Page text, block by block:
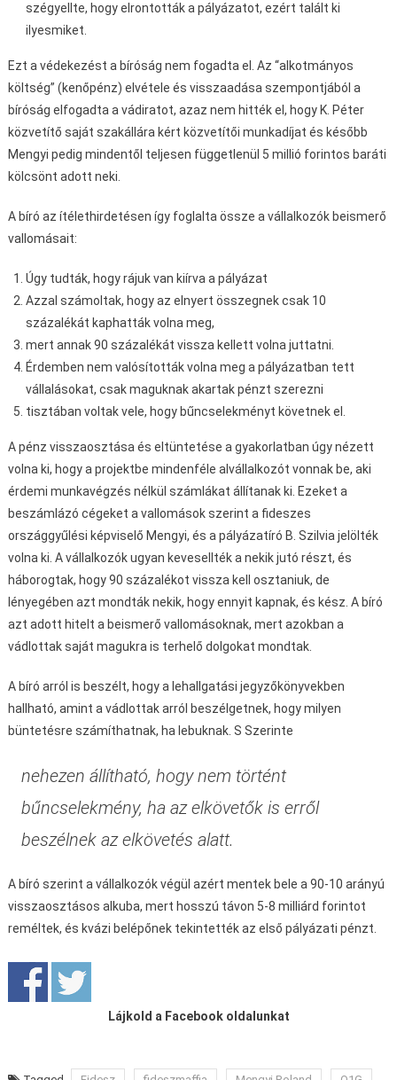
szégyellte, hogy elrontották a pályázatot, ezért talált ki
ilyesmiket.
Ezt a védekezést a bíróság nem fogadta el. Az “alkotmányos
költség” (kenőpénz) elvétele és visszaadása szempontjából a
bíróság elfogadta a vádiratot, azaz nem hitték el, hogy K. Péter
közvetítő saját szakállára kért közvetítői munkadíjat és később
Mengyi pedig mindentől teljesen függetlenül 5 millió forintos baráti
kölcsönt adott neki.
A bíró az ítélethirdetésen így foglalta össze a vállalkozók beismerő
vallomásait:
Úgy tudták, hogy rájuk van kiírva a pályázat
Azzal számoltak, hogy az elnyert összegnek csak 10
százalékát kaphatták volna meg,
mert annak 90 százalékát vissza kellett volna juttatni.
Érdemben nem valósították volna meg a pályázatban tett
vállalásokat, csak maguknak akartak pénzt szerezni
tisztában voltak vele, hogy bűncselekményt követnek el.
A pénz visszaosztása és eltüntetése a gyakorlatban úgy nézett
volna ki, hogy a projektbe mindenféle alvállalkozót vonnak be, aki
érdemi munkavégzés nélkül számlákat állítanak ki. Ezeket a
beszámlázó cégeket a vallomások szerint a fideszes
országgyűlési képviselő Mengyi, és a pályázatíró B. Szilvia jelölték
volna ki. A vállalkozók ugyan kevesellték a nekik jutó részt, és
háborogtak, hogy 90 százalékot vissza kell osztaniuk, de
lényegében azt mondták nekik, hogy ennyit kapnak, és kész. A bíró
azt adott hitelt a beismerő vallomásoknak, mert azokban a
vádlottak saját magukra is terhelő dolgokat mondtak.
A bíró arról is beszélt, hogy a lehallgatási jegyzőkönyvekben
hallható, amint a vádlottak arról beszélgetnek, hogy milyen
büntetésre számíthatnak, ha lebuknak. S Szerinte
nehezen állítható, hogy nem történt
bűncselekmény, ha az elkövetők is erről
beszélnek az elkövetés alatt.
A bíró szerint a vállalkozók végül azért mentek bele a 90-10 arányú
visszaosztásos alkuba, mert hosszú távon 5-8 milliárd forintot
reméltek, és kvázi belépőnek tekintették az első pályázati pénzt.
Lájkold a Facebook oldalunkat